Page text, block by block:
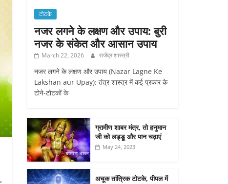
,
टोटके
नजर लगने के लक्षण और उपाय: बुरी
नजर के संकेत और आसान उपाय
March 22, 2026 राजेंद्र शास्त्री
नजर लगने के लक्षण और उपाय (Nazar Lagne Ke
Lakshan aur Upay): तंत्र शास्त्र में कई प्रकार के
टोने-टोटकों के
ग्रामीण शाबर मंत्र, तो हनुमान
जी को लड्डू और पान चढ़ाएं
May 24, 2023
अचूक तांत्रिक टोटके, पीपल में